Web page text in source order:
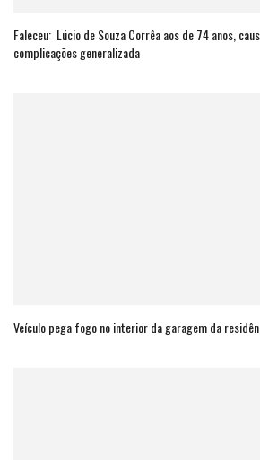
Faleceu: Lúcio de Souza Corrêa aos de 74 anos,
complicações generalizada
Veículo pega fogo no interior da garagem da